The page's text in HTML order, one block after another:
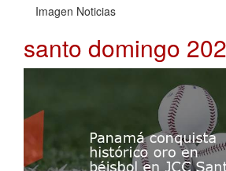
Imagen Noticias
santo domingo